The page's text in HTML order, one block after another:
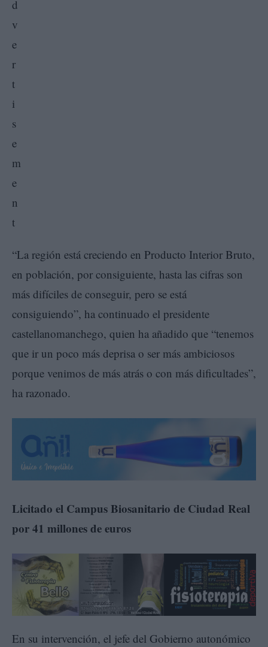
“La región está creciendo en Producto Interior Bruto,
en población, por consiguiente, hasta las cifras son
más difíciles de conseguir, pero se está
consiguiendo”, ha continuado el presidente
castellanomanchego, quien ha añadido que “tenemos
que ir un poco más deprisa o ser más ambiciosos
porque venimos de más atrás o con más dificultades”,
ha razonado.
Licitado el Campus Biosanitario de Ciudad Real
por 41 millones de euros
En su intervención, el jefe del Gobierno autonómico